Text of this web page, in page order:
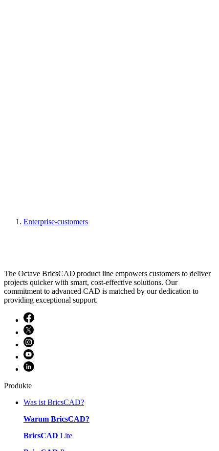
Enterprise-customers
The Octave BricsCAD product line empowers customers to deliver
projects quicker with smart, cost-effective solutions. Our
commitment to advanced CAD is matched by our dedication to
providing exceptional support.
Produkte
Was ist BricsCAD?
Warum BricsCAD?
BricsCAD Lite